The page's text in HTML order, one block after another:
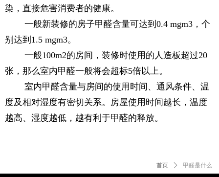
染，直接危害消费者的健康。
一般新装修的房子甲醛含量可达到0.4 mgm3，个
别达到1.5 mgm3。
一般100m2的房间，装修时使用的人造板超过20
张，那么室内甲醛一般将会超标5倍以上。
室内甲醛含量与房间的使用时间、通风条件、温
度及相对湿度有密切关系。房屋使用时间越长，温度
越高、湿度越低，越有利于甲醛的释放。
首页 ꄲ 甲醛是什么